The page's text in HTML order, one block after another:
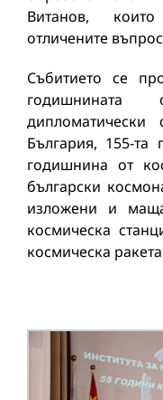
Витанов,
отличените
Събитието се
годишнината
България, 155-
годишнина от
български
изложени и
космическа
космическа ракета